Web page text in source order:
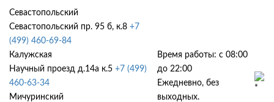
Севастопольский
Севастопольский пр. 95 б, к.8 +7
(499) 460-69-84
Калужская
Научный проезд д.14а к.5 +7 (499)
460-63-34
Мичуринский
Время работы: с 08:00
до 22:00
Ежедневно, без
выходных.